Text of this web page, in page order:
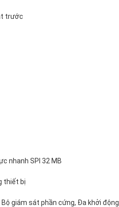
trước
nhanh SPI 32 MB
thiết bị
giám sát phần cứng, Đa khởi động